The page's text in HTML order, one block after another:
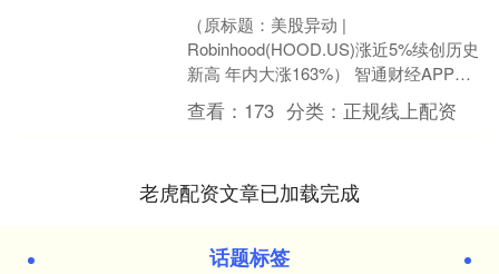
（原标题：美股异动 |
Robinhood(HOOD.US)涨近5%续创历史
新高 年内大涨163%） 智通财经APP获
悉，周二，Robinhood(HOOD.U....
查看： 173 分类： 正规线上配资
老虎配资文章已加载完成
话题标签